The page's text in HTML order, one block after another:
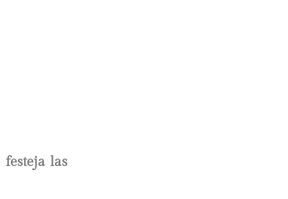
festeja las